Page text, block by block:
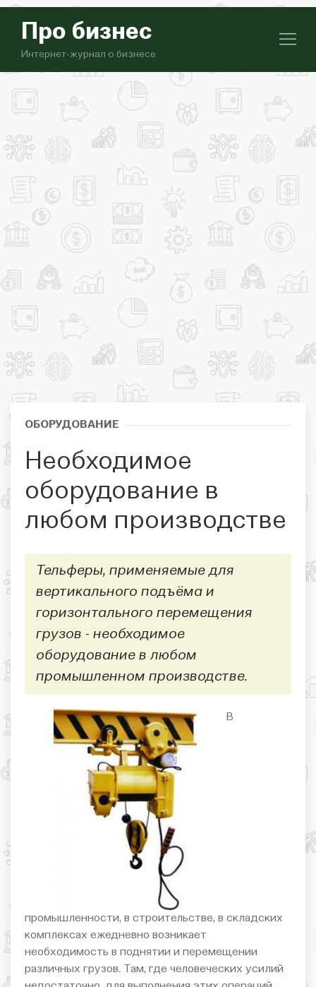
Про бизнес
Интернет-журнал о бизнесе
ОБОРУДОВАНИЕ
Необходимое
оборудование в
любом производстве
Тельферы, применяемые для
вертикального подъёма и
горизонтального перемещения
грузов - необходимое
оборудование в любом
промышленном производстве.
В
промышленности, в строительстве, в складских
комплексах ежедневно возникает
необходимость в поднятии и перемещении
различных грузов. Там, где человеческих усилий